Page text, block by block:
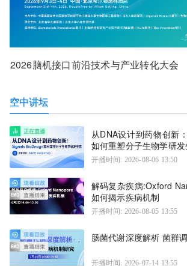
2026脑机接口前沿技术与产业转化大会
空中讲坛
从DNA设计到药物创新
如何重塑分子生物学研
开播时间: 2026-08-06 13:50
解码复杂疾病:Oxford
如何揭示疾病机制
开播时间: 2026-08-05 13:55
肠菌代谢深度解析 菌群
开播时间: 2026-07-14 13:55